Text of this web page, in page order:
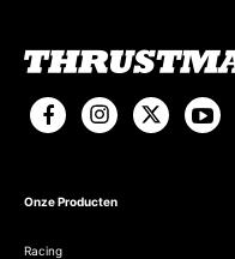
Onze Producten
Racing